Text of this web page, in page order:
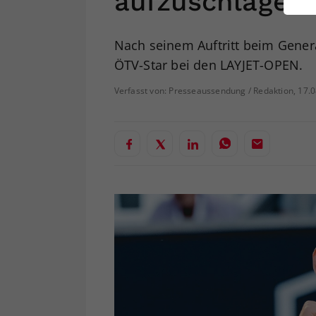
Nach seinem Auftritt beim
ÖTV-Star bei den LAYJET-OPEN.
Verfasst von: Presseaussendung / Redaktion,